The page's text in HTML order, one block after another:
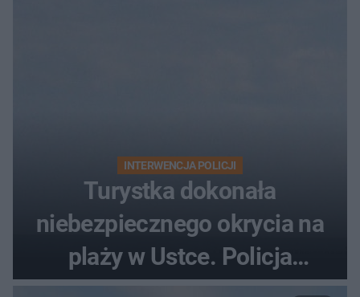
INTERWENCJA POLICJI
Turystka dokonała
niebezpiecznego okrycia na
plaży w Ustce. Policja
musiała zamknąć odcinek